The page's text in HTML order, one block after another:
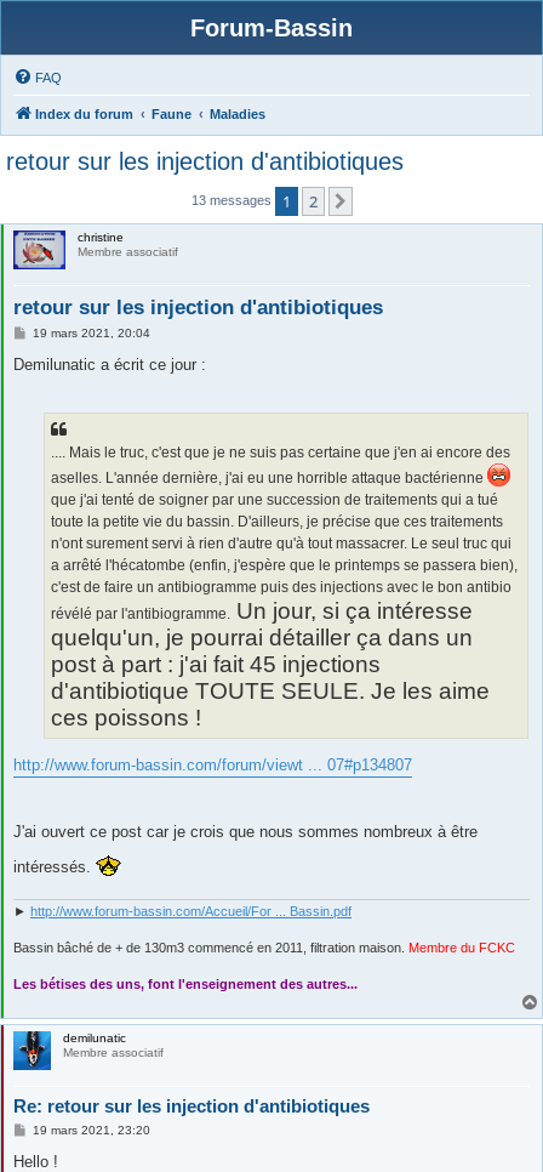
Forum-Bassin
FAQ
Index du forum Faune Maladies
retour sur les injection d'antibiotiques
13 messages 1 2
christine
Membre associatif
retour sur les injection d'antibiotiques
M
s
19 mars 2021, 20:04
Demilunatic a écrit ce jour :
.... Mais le truc, c'est que je ne suis pas certaine que j'en ai encore des
aselles. L'année dernière, j'ai eu une horrible attaque bactérienne
que j'ai tenté de soigner par une succession de traitements qui a tué
toute la petite vie du bassin. D'ailleurs, je précise que ces traitements
n'ont surement servi à rien d'autre qu'à tout massacrer. Le seul truc qui
a arrêté l'hécatombe (enfin, j'espère que le printemps se passera bien),
c'est de faire un antibiogramme puis des injections avec le bon antibio
révélé par l'antibiogramme. Un jour, si ça intéresse
quelqu'un, je pourrai détailler ça dans un
post à part : j'ai fait 45 injections
d'antibiotique TOUTE SEULE. Je les aime
ces poissons !
http://www.forum-bassin.com/forum/viewt ... 07#p134807
J'ai ouvert ce post car je crois que nous sommes nombreux à être
intéressés.
► http://www.forum-bassin.com/Accueil/For ... Bassin.pdf
Bassin bâché de + de 130m3 commencé en 2011, filtration maison. Membre du FCKC
....
Les bétises des uns, font l'enseignement des autres...
demilunatic
Membre associatif
Re: retour sur les injection d'antibiotiques
M
s
19 mars 2021, 23:20
Hello !